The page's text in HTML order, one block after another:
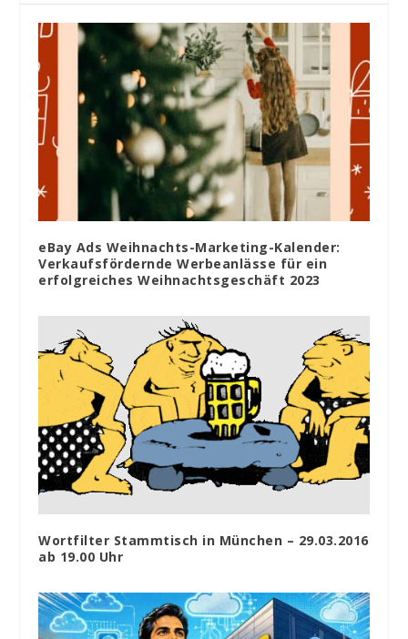
eBay Ads Weihnachts-Marketing-Kalender:
Verkaufsfördernde Werbeanlässe für ein
erfolgreiches Weihnachtsgeschäft 2023
Wortfilter Stammtisch in München – 29.03.2016
ab 19.00 Uhr